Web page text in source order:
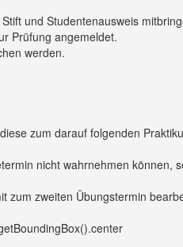
und Studentenausweis
Prüfung angemeldet.
werden.
zum darauf folgenden
nicht wahrnehmen können,
zweiten Übungstermin